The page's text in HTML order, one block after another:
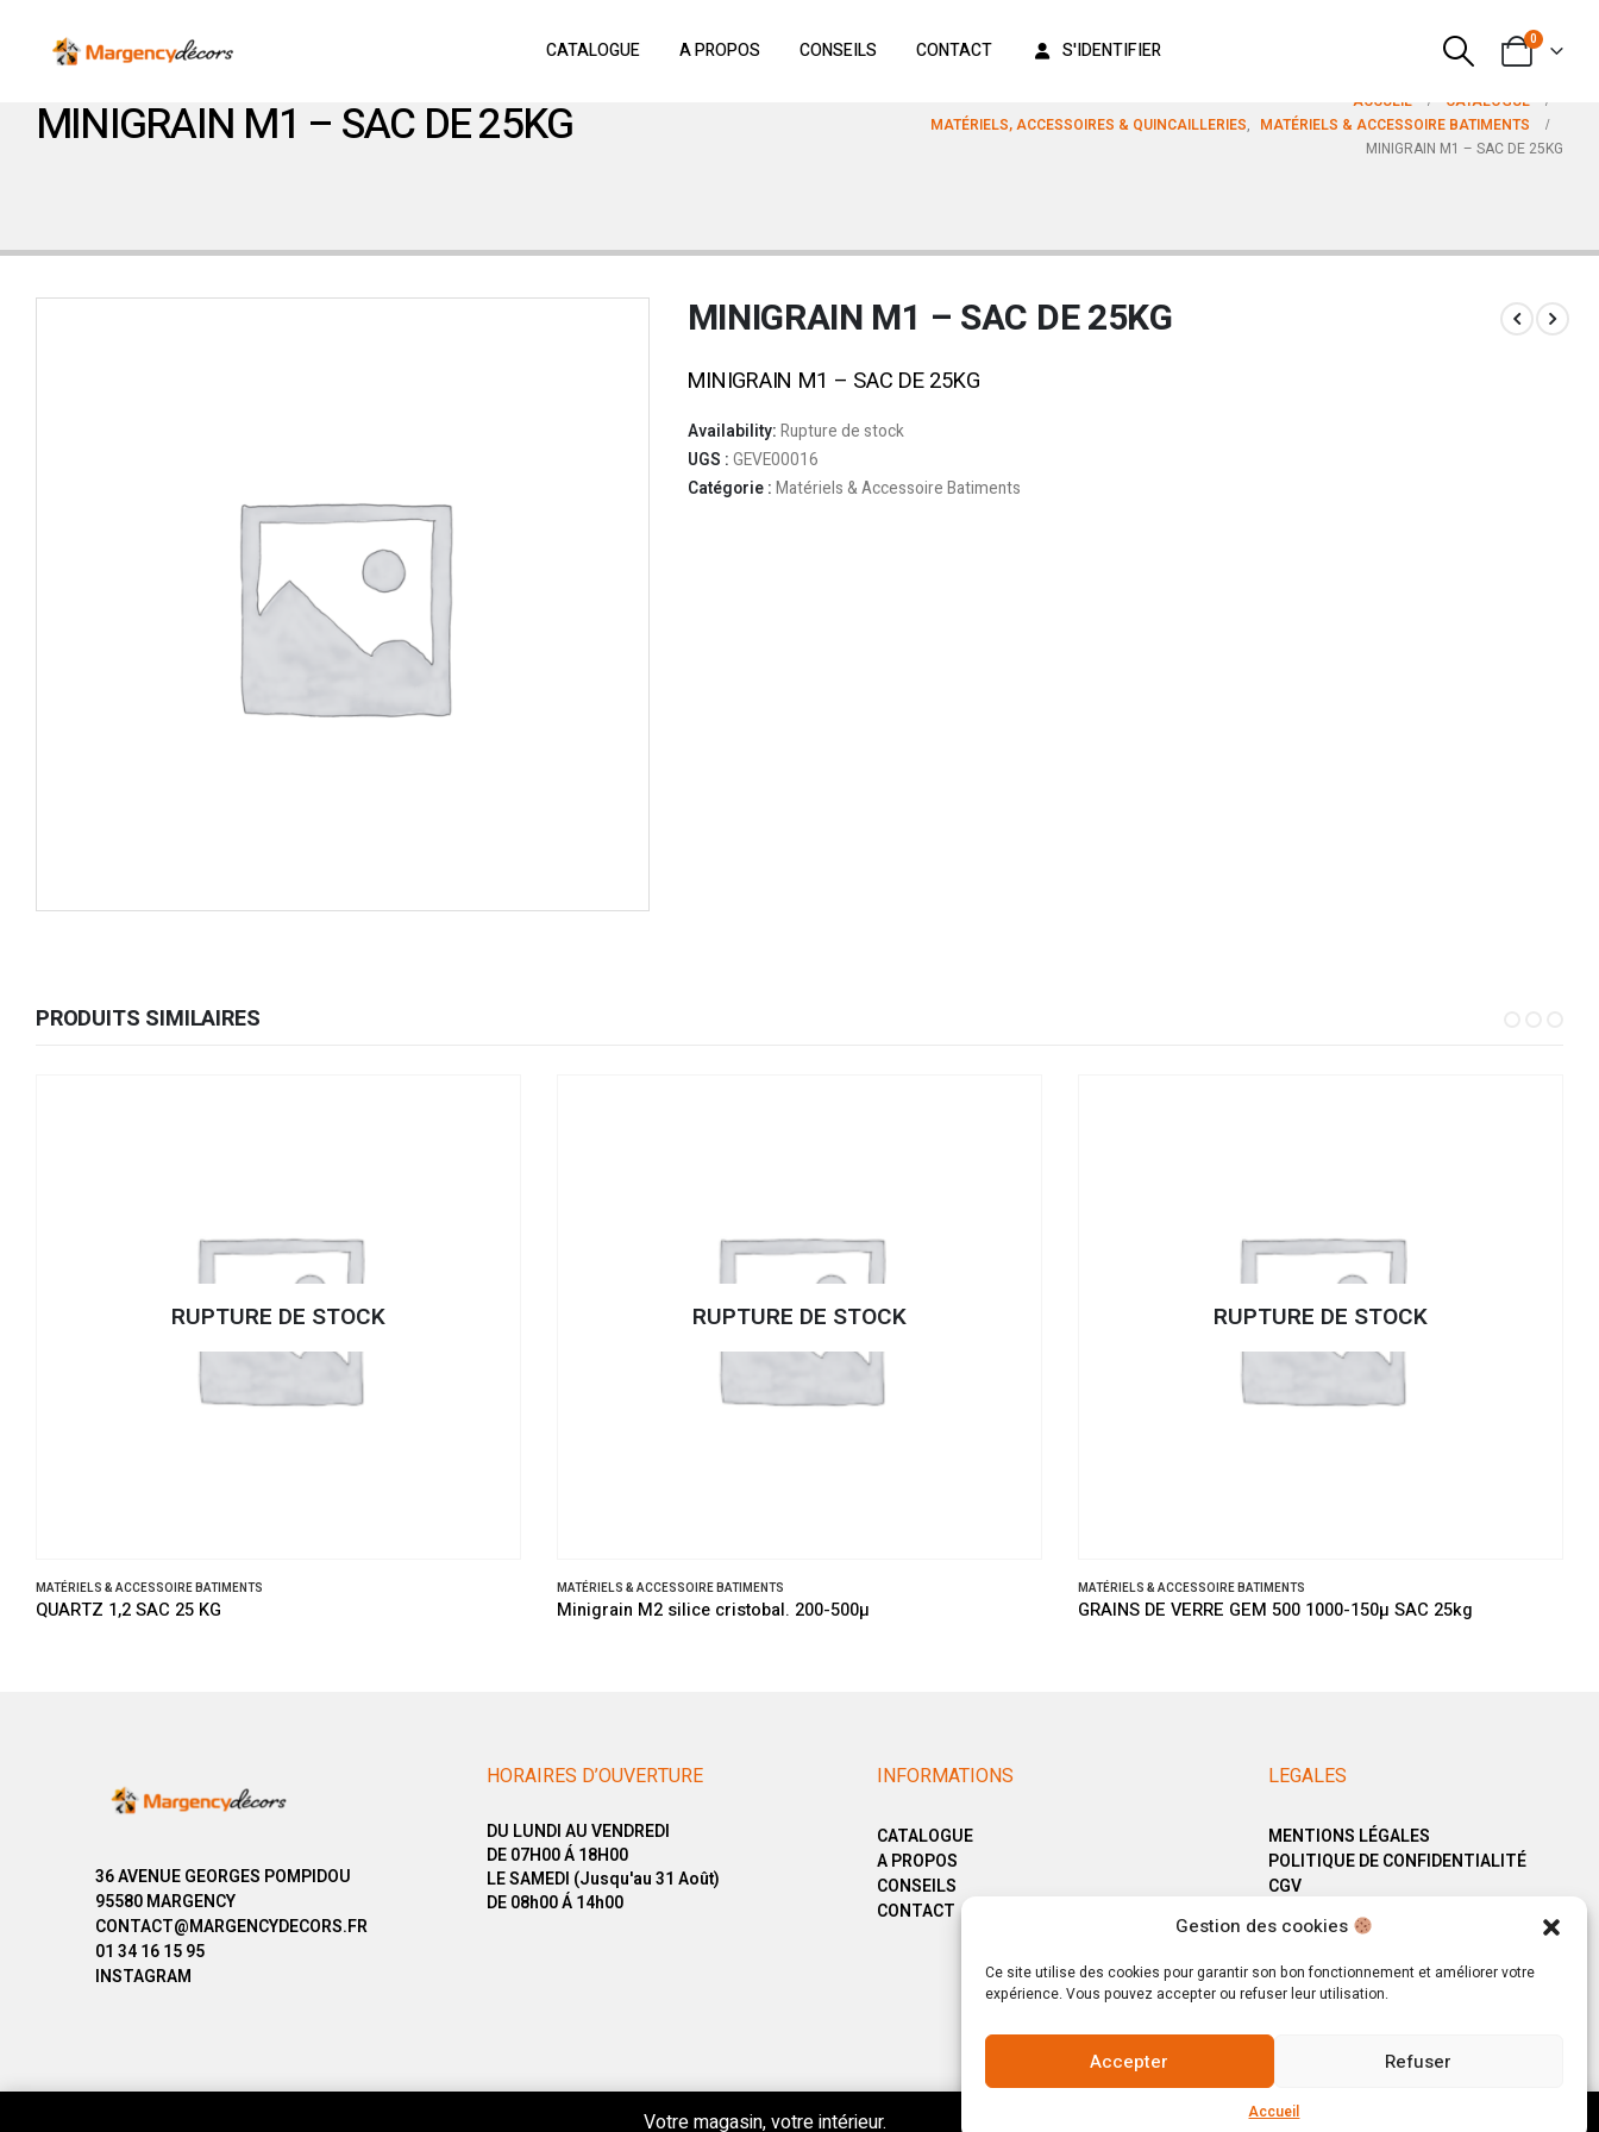
Gestion des cookies
Ce site utilise des cookies pour garantir son bon fonctionnement et améliorer votre
expérience. Vous pouvez accepter ou refuser leur utilisation.
Accepter Refuser
Accueil
CATALOGUE A PROPOS CONSEILS CONTACT S'IDENTIFIER 0
MINIGRAIN M1 – SAC DE 25KG ACCUEIL
CATALOGUE
MATÉRIELS, ACCESSOIRES & QUINCAILLERIES, MATÉRIELS & ACCESSOIRE BATIMENTS
MINIGRAIN M1 – SAC DE 25KG
MINIGRAIN M1 – SAC DE 25KG
MINIGRAIN M1 – SAC DE 25KG
Availability: Rupture de stock
UGS : GEVE00016
Catégorie : Matériels & Accessoire Batiments
PRODUITS SIMILAIRES
RUPTURE DE STOCK
MATÉRIELS & ACCESSOIRE BATIMENTS
QUARTZ 1,2 SAC 25 KG
RUPTURE DE STOCK
MATÉRIELS & ACCESSOIRE BATIMENTS
Minigrain M2 silice cristobal. 200-500µ
RUPTURE DE STOCK
MATÉRIELS & ACCESSOIRE BATIMENTS
GRAINS DE VERRE GEM 500 1000-150µ SAC 25kg
36 AVENUE GEORGES POMPIDOU
95580 MARGENCY
CONTACT@MARGENCYDECORS.FR
01 34 16 15 95
INSTAGRAM
HORAIRES D’OUVERTURE
DU LUNDI AU VENDREDI
DE 07H00 Á 18H00
LE SAMEDI (Jusqu'au 31 Août)
DE 08h00 Á 14h00
INFORMATIONS
CATALOGUE
A PROPOS
CONSEILS
CONTACT
LEGALES
MENTIONS LÉGALES
POLITIQUE DE CONFIDENTIALITÉ
CGV
Votre magasin, votre intérieur.